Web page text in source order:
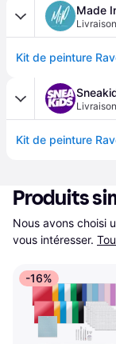
Made
Produits
Nous avons choisi
vous intéresser.
-16%